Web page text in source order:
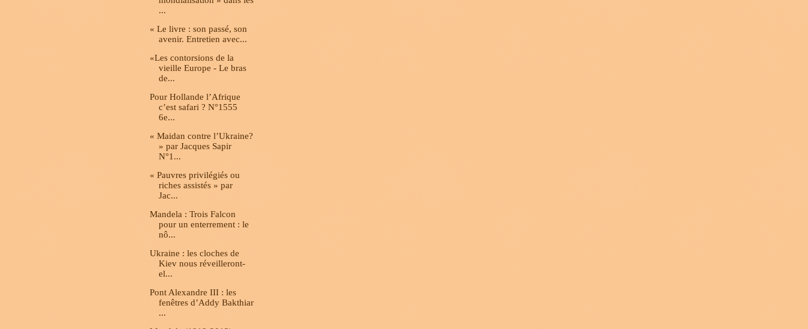
...
« Le livre : son passé, son
avenir. Entretien avec...
«Les contorsions de la
vieille Europe - Le bras
de...
Pour Hollande l’Afrique
c’est safari ? N°1555
6e...
« Maidan contre l’Ukraine?
» par Jacques Sapir
N°1...
« Pauvres privilégiés ou
riches assistés » par
Jac...
Mandela : Trois Falcon
pour un enterrement : le
nô...
Ukraine : les cloches de
Kiev nous réveilleront-
el...
Pont Alexandre III : les
fenêtres d’Addy Bakthiar
...